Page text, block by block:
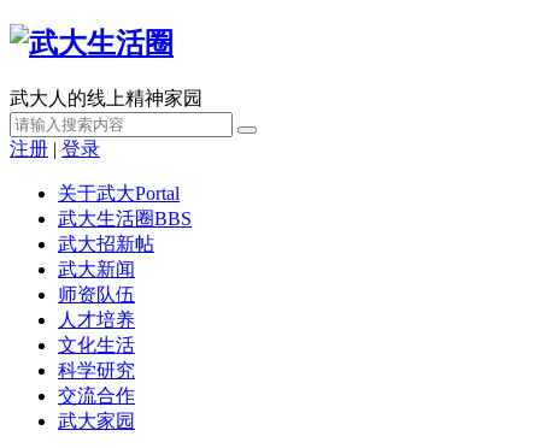
武大人的线上精神家园
注册 | 登录
关于武大Portal
武大生活圈BBS
武大招新帖
武大新闻
师资队伍
人才培养
文化生活
科学研究
交流合作
武大家园